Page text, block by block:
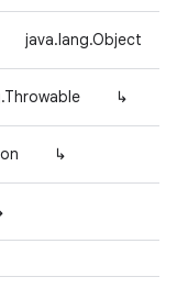
java.lang.Object
↳
↳